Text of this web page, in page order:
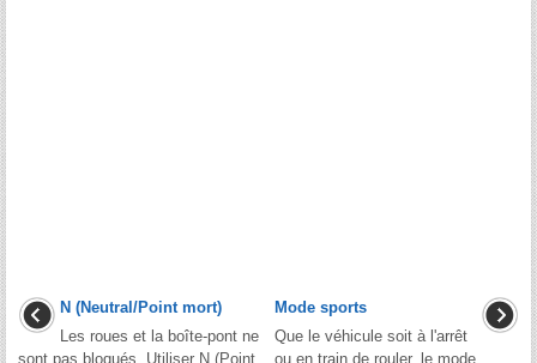
N (Neutral/Point mort)
Les roues et la boîte-pont ne
sont pas bloqués. Utiliser N (Point
Mode sports
Que le véhicule soit à l'arrêt
ou en train de rouler, le mode